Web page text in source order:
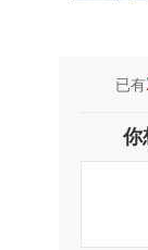
已有
你